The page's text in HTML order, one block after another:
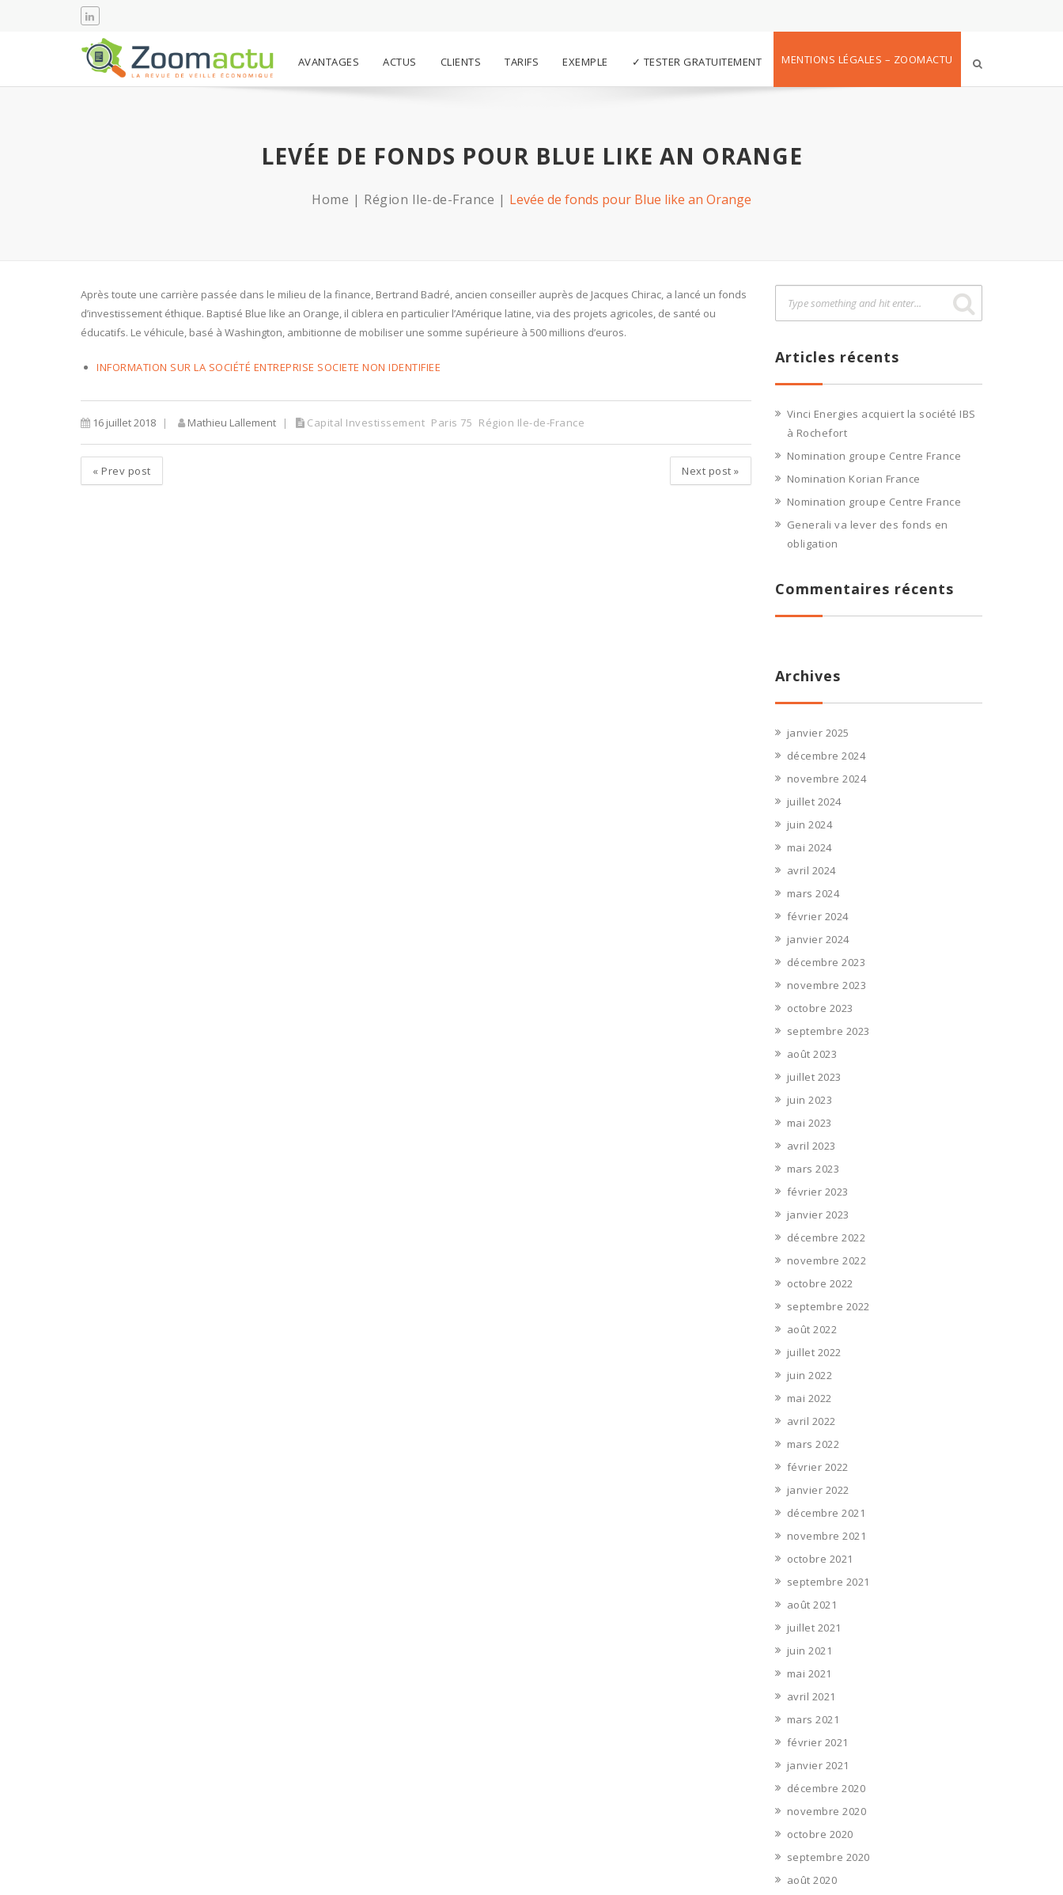
AVANTAGES ACTUS CLIENTS TARIFS EXEMPLE ✓ TESTER GRATUITEMENT MENTIONS LÉGALES – ZOOMACTU
LEVÉE DE FONDS POUR BLUE LIKE AN ORANGE
Home Région Ile-de-France Levée de fonds pour Blue like an Orange
Après toute une carrière passée dans le milieu de la finance, Bertrand Badré, ancien conseiller auprès de Jacques Chirac, a lancé un fonds
d’investissement éthique. Baptisé Blue like an Orange, il ciblera en particulier l’Amérique latine, via des projets agricoles, de santé ou
éducatifs. Le véhicule, basé à Washington, ambitionne de mobiliser une somme supérieure à 500 millions d’euros.
INFORMATION SUR LA SOCIÉTÉ ENTREPRISE SOCIETE NON IDENTIFIEE
16 juillet 2018 Mathieu Lallement Capital Investissement Paris 75 Région Ile-de-France
« Prev post Next post »
Articles récents
Vinci Energies acquiert la société IBS
à Rochefort
Nomination groupe Centre France
Nomination Korian France
Nomination groupe Centre France
Generali va lever des fonds en
obligation
Commentaires récents
Archives
janvier 2025
décembre 2024
novembre 2024
juillet 2024
juin 2024
mai 2024
avril 2024
mars 2024
février 2024
janvier 2024
décembre 2023
novembre 2023
octobre 2023
septembre 2023
août 2023
juillet 2023
juin 2023
mai 2023
avril 2023
mars 2023
février 2023
janvier 2023
décembre 2022
novembre 2022
octobre 2022
septembre 2022
août 2022
juillet 2022
juin 2022
mai 2022
avril 2022
mars 2022
février 2022
janvier 2022
décembre 2021
novembre 2021
octobre 2021
septembre 2021
août 2021
juillet 2021
juin 2021
mai 2021
avril 2021
mars 2021
février 2021
janvier 2021
décembre 2020
novembre 2020
octobre 2020
septembre 2020
août 2020